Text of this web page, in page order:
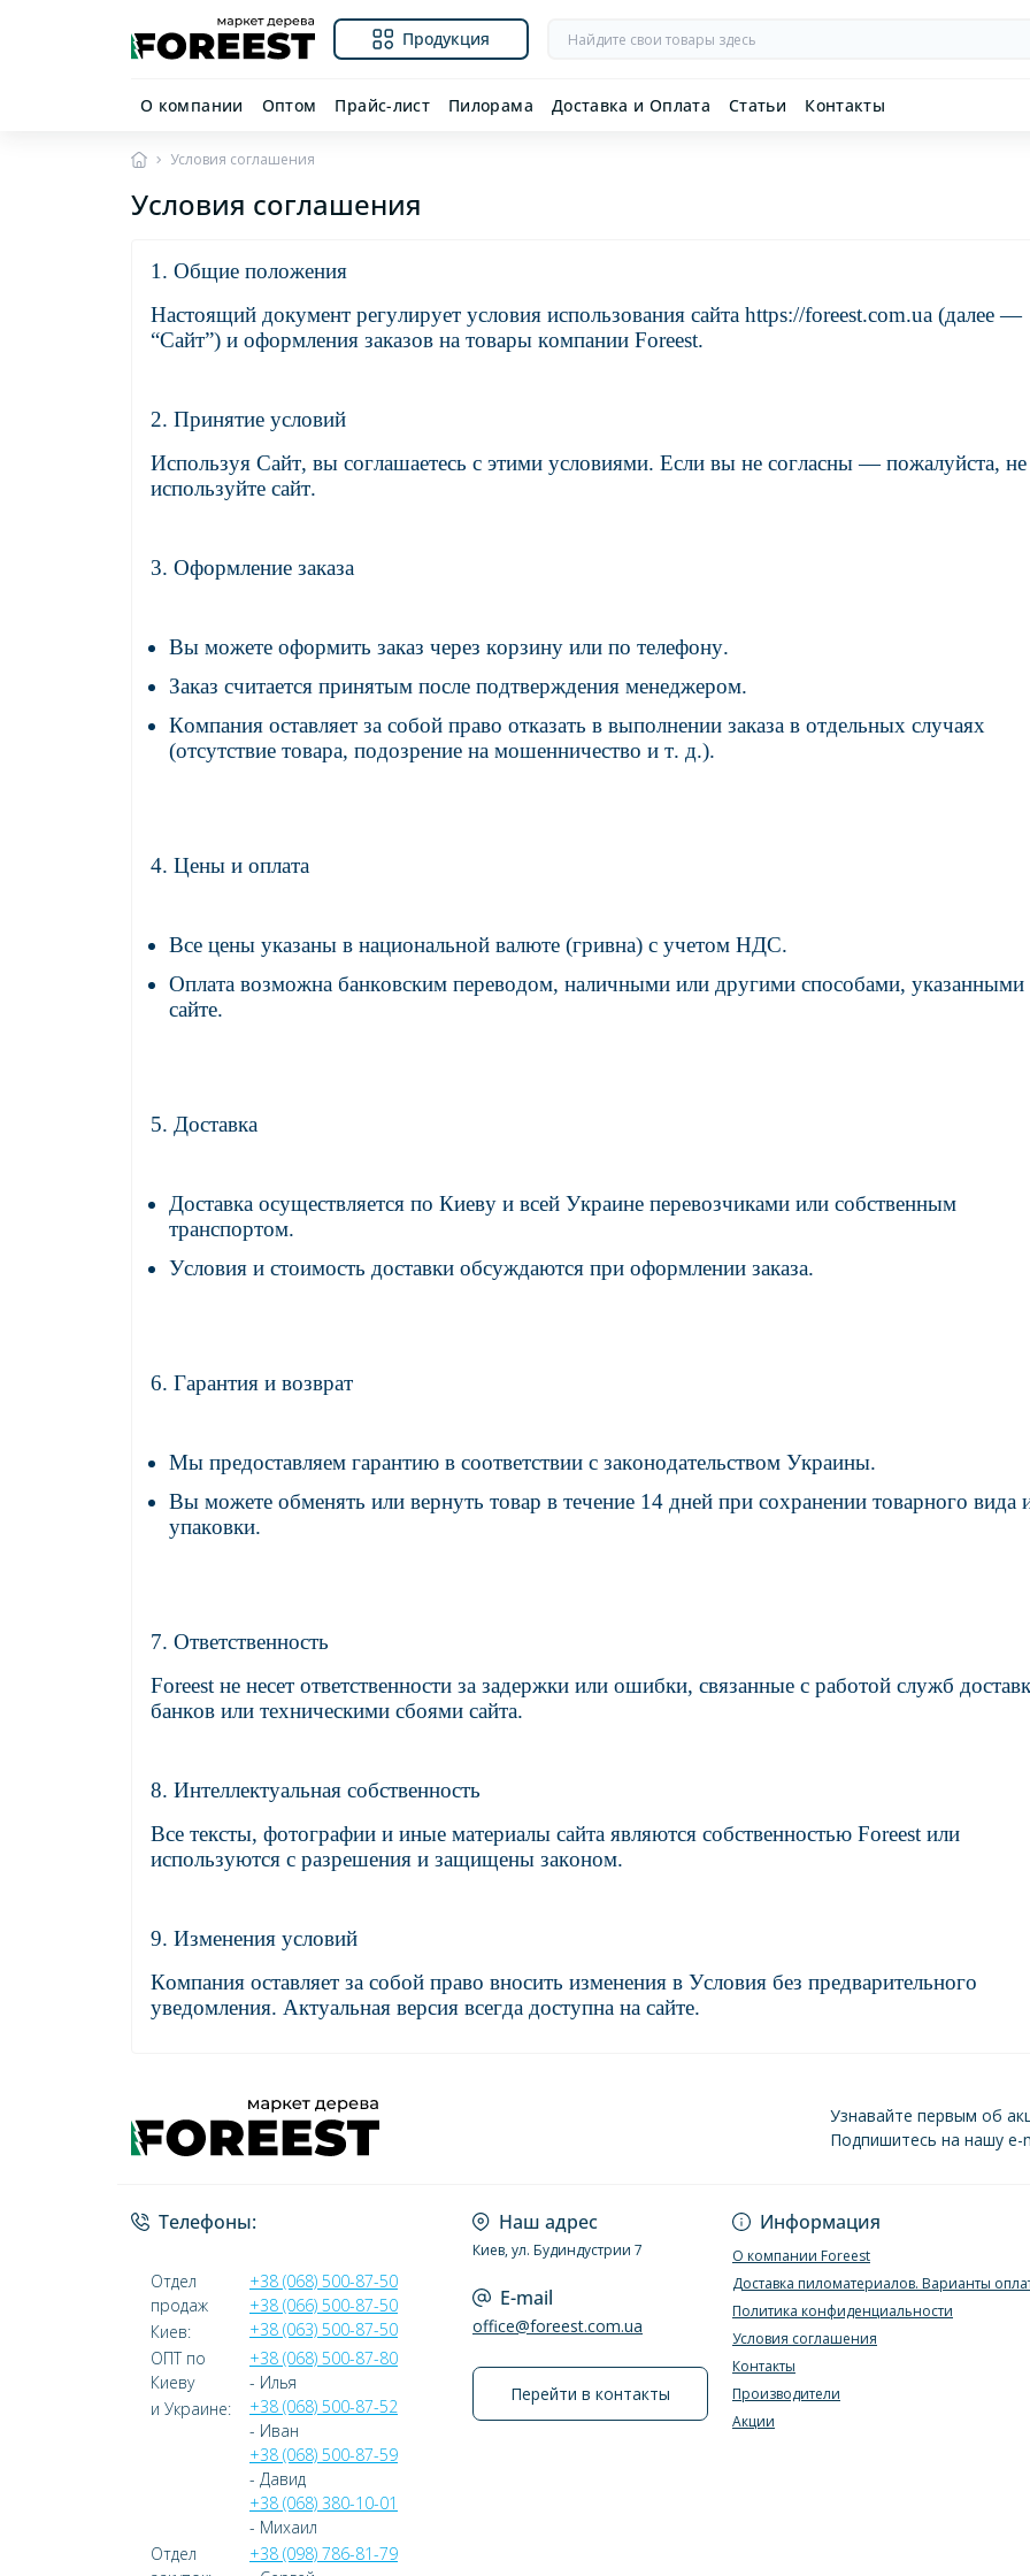
Продукция
О компании Оптом Прайс-лист Пилорама Доставка и Оплата Статьи Контакты
Условия соглашения
Условия соглашения
1. Общие положения
Настоящий документ регулирует условия использования сайта https://foreest.com.ua (далее —
“Сайт”) и оформления заказов на товары компании Foreest.
2. Принятие условий
Используя Сайт, вы соглашаетесь с этими условиями. Если вы не согласны — пожалуйста, не
используйте сайт.
3. Оформление заказа
Вы можете оформить заказ через корзину или по телефону.
Заказ считается принятым после подтверждения менеджером.
Компания оставляет за собой право отказать в выполнении заказа в отдельных случаях
(отсутствие товара, подозрение на мошенничество и т. д.).
4. Цены и оплата
Все цены указаны в национальной валюте (гривна) с учетом НДС.
Оплата возможна банковским переводом, наличными или другими способами, указанными
сайте.
5. Доставка
Доставка осуществляется по Киеву и всей Украине перевозчиками или собственным
транспортом.
Условия и стоимость доставки обсуждаются при оформлении заказа.
6. Гарантия и возврат
Мы предоставляем гарантию в соответствии с законодательством Украины.
Вы можете обменять или вернуть товар в течение 14 дней при сохранении товарного вида
упаковки.
7. Ответственность
Foreest не несет ответственности за задержки или ошибки, связанные с работой служб
банков или техническими сбоями сайта.
8. Интеллектуальная собственность
Все тексты, фотографии и иные материалы сайта являются собственностью Foreest или
используются с разрешения и защищены законом.
9. Изменения условий
Компания оставляет за собой право вносить изменения в Условия без предварительного
уведомления. Актуальная версия всегда доступна на сайте.
Узнавайте первым об
Подпишитесь на нашу e-
Телефоны:
Отдел
продаж
Киев:
+38 (068) 500-87-50
+38 (066) 500-87-50
+38 (063) 500-87-50
ОПТ по
Киеву
и Украине:
+38 (068) 500-87-80
- Илья
+38 (068) 500-87-52
- Иван
+38 (068) 500-87-59
- Давид
+38 (068) 380-10-01
- Михаил
Отдел
+38 (098) 786-81-79
Наш адрес
Киев, ул. Будиндустрии 7
E-mail
office@foreest.com.ua
Перейти в контакты
Информация
О компании Foreest
Доставка пиломатериалов. Варианты
Политика конфиденциальности
Условия соглашения
Контакты
Производители
Акции